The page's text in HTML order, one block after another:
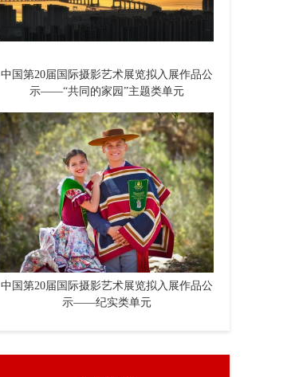
中国第20届国际摄影艺术展览拟入展作品公
示——“共同的家园”主题类单元
中国第20届国际摄影艺术展览拟入展作品公
示——纪实类单元